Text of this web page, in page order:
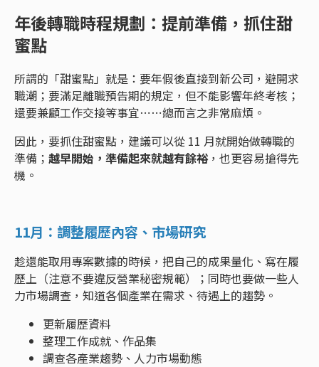
年後轉職時程規劃：提前準備，抓住甜
蜜點
所謂的「甜蜜點」就是：要年假後直接到新公司，避開求
職潮；要滿足離職預告期的規定，但不能影響年終考核；
還要兼顧工作交接等事宜⋯⋯總而言之非常麻煩。
因此，要抓住甜蜜點，建議可以從 11 月就開始做轉職的
準備； 越早開始，準備起來就越有餘裕，也更容易搶得先
機。
11月：調整履歷內容、市場研究
趁還能取用專案數據的時候，把自己的成果量化、寫在履
歷上（注意不要違反營業秘密規範）；同時也要做一些人
力市場調查，知道各個產業在需求、待遇上的趨勢。
更新履歷資料
整理工作成就、作品集
調查各產業趨勢、人力市場動態